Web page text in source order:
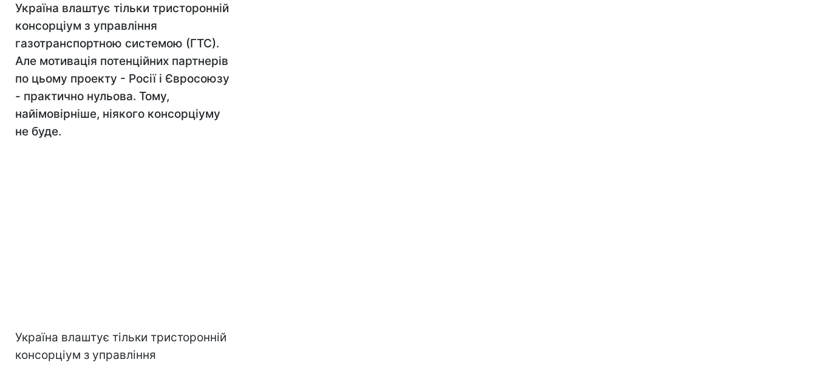
Україна влаштує тільки тристоронній
консорціум з управління
газотранспортною системою (ГТС).
Але мотивація потенційних партнерів
по цьому проекту - Росії і Євросоюзу
- практично нульова. Тому,
найімовірніше, ніякого консорціуму
не буде.
Україна влаштує тільки тристоронній
консорціум з управління